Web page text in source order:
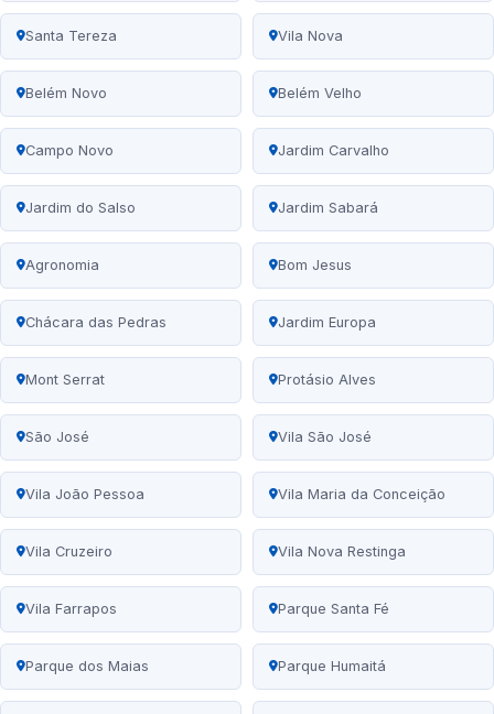
Santa Tereza Vila Nova
Belém Novo Belém Velho
Campo Novo Jardim Carvalho
Jardim do Salso Jardim Sabará
Agronomia Bom Jesus
Chácara das Pedras Jardim Europa
Mont Serrat Protásio Alves
São José Vila São José
Vila João Pessoa Vila Maria da Conceição
Vila Cruzeiro Vila Nova Restinga
Vila Farrapos Parque Santa Fé
Parque dos Maias Parque Humaitá